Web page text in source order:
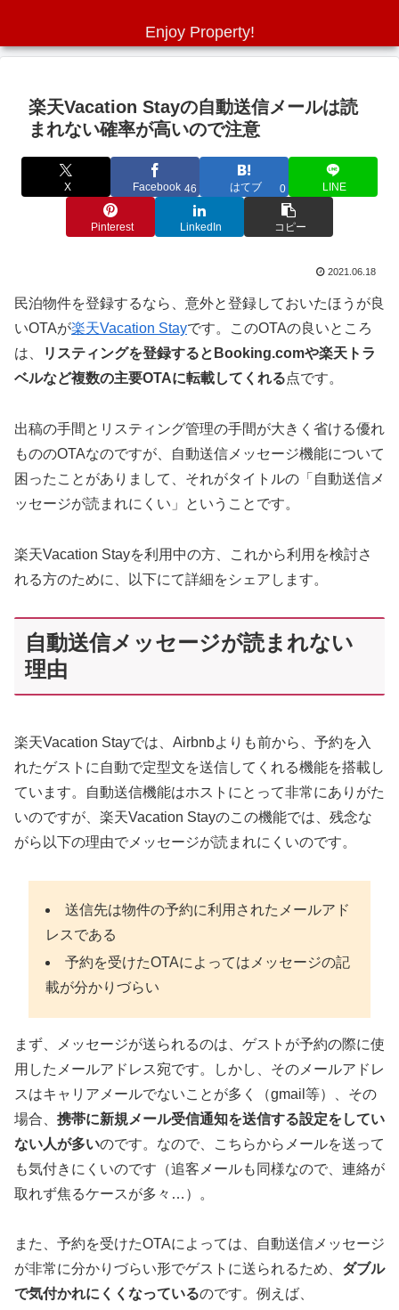
Enjoy Property!
楽天Vacation Stayの自動送信メールは読
まれない確率が高いので注意
X Facebook 46 はてブ 0 LINE
Pinterest LinkedIn コピー
2021.06.18
民泊物件を登録するなら、意外と登録しておいたほうが良
いOTAが楽天Vacation Stayです。このOTAの良いところ
は、
リスティングを登録するとBooking.comや楽天トラ
ベルなど複数の主要OTAに転載してくれる点です。
出稿の手間とリスティング管理の手間が大きく省ける優れ
もののOTAなのですが、自動送信メッセージ機能について
困ったことがありまして、それがタイトルの「自動送信メ
ッセージが読まれにくい」ということです。
楽天Vacation Stayを利用中の方、これから利用を検討さ
れる方のために、以下にて詳細をシェアします。
自動送信メッセージが読まれない
理由
楽天Vacation Stayでは、Airbnbよりも前から、予約を入
れたゲストに自動で定型文を送信してくれる機能を搭載し
ています。自動送信機能はホストにとって非常にありがた
いのですが、楽天Vacation Stayのこの機能では、残念な
がら以下の理由でメッセージが読まれにくいのです。
送信先は物件の予約に利用されたメールアド
レスである
予約を受けたOTAによってはメッセージの記
載が分かりづらい
まず、メッセージが送られるのは、ゲストが予約の際に使
用したメールアドレス宛です。しかし、そのメールアドレ
スはキャリアメールでないことが多く（gmail等）、その
場合、 携帯に新規メール受信通知を送信する設定をしてい
ない人が多いのです。なので、こちらからメールを送って
も気付きにくいのです（追客メールも同様なので、連絡が
取れず焦るケースが多々…）。
また、予約を受けたOTAによっては、自動送信メッセージ
が非常に分かりづらい形でゲストに送られるため、 ダブル
で気付かれにくくなっているのです。例えば、